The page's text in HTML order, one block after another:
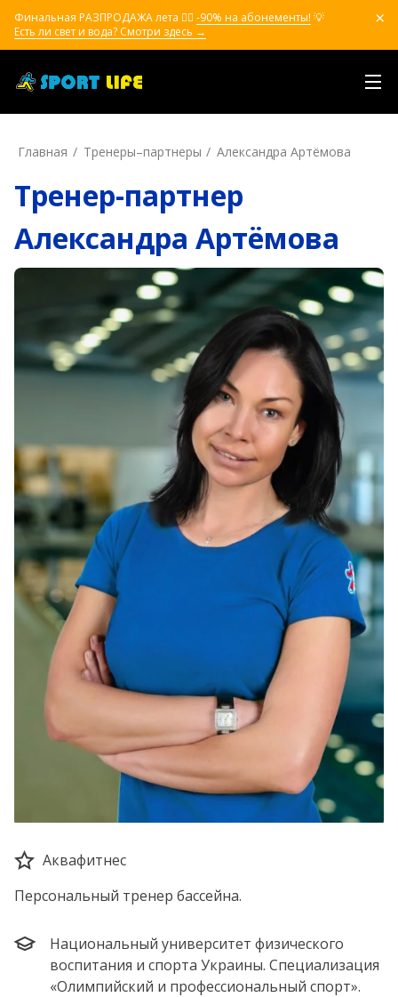
Финальная РАЗПРОДАЖА лета ❤️‍🔥 -90% на абонементы! 💡
Есть ли свет и вода? Смотри здесь →
Главная Тренеры–пapтнepы Александра Артёмова
Тренер-партнер
Александра Артёмова
Аквафитнес
Персональный тренер бассейна.
Национальный университет физического
воспитания и спорта Украины. Специализация
«Олимпийский и профессиональный спорт».